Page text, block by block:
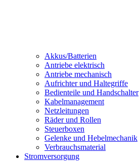
Akkus/Batterien
Antriebe elektrisch
Antriebe mechanisch
Aufrichter und Haltegriffe
Bedienteile und Handschalter
Kabelmanagement
Netzleitungen
Räder und Rollen
Steuerboxen
Gelenke und Hebelmechanik
Verbrauchsmaterial
Stromversorgung